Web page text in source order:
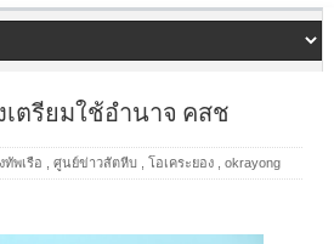
เตรียมใช้อำนาจ คสช
ทัพเรือ ศูนย์ข่าวสัตหีบ โอเคระยอง okrayong